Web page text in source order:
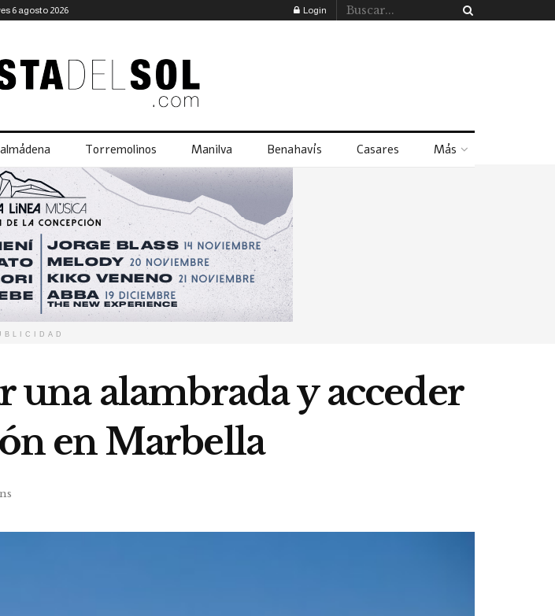
6 agosto 2026 Login
Torremolinos Manilva Benahavís Casares Más
una alambrada y acceder
en Marbella